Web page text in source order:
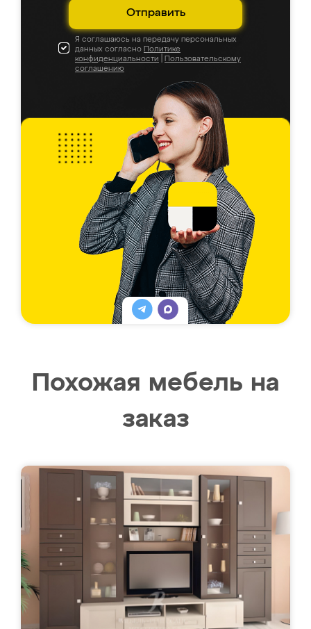
Отправить
Я соглашаюсь на передачу персональных
данных согласно Политике
конфиденциальности
Пользовательскому
соглашению
Похожая мебель на
заказ